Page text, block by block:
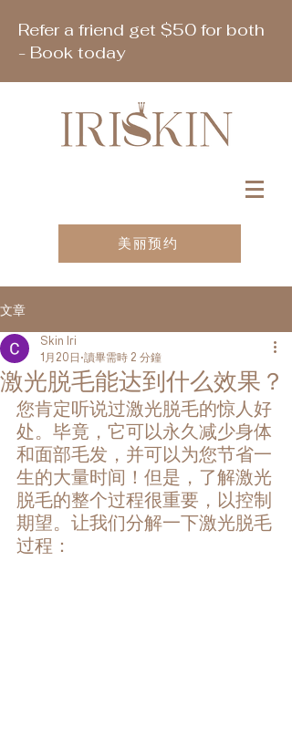
Refer a friend get $50 for both
- Book today
美丽预约
文章
激光脱毛能达到什么效果？
Skin Iri
1月20日 讀畢需時 2 分鐘
您肯定听说过激光脱毛的惊人好
处。毕竟，它可以永久减少身体
和面部毛发，并可以为您节省一
生的大量时间！但是，了解激光
脱毛的整个过程很重要，以控制
期望。让我们分解一下激光脱毛
过程：